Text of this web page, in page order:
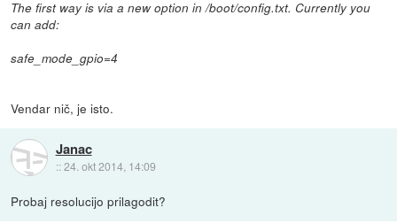
The first way is via a new option in /boot/config.txt. Currently you
can add:
safe_mode_gpio=4
Vendar nič, je isto.
Janac
::24. okt 2014, 14:09
Probaj resolucijo prilagodit?